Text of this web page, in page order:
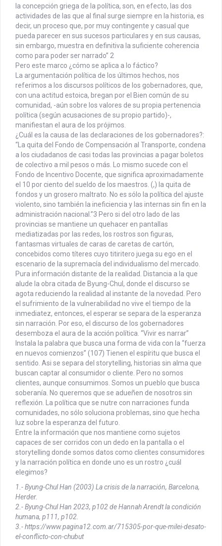
la concepción griega de la política, son, en efecto, las dos
actividades de las que al final surge siempre en la historia, es
decir, un proceso que, por muy contingente y casual que
pueda parecer en sus sucesos particulares y en sus causas,
sin embargo, muestra en definitiva la suficiente coherencia
como para poder ser narrado” 2
Pero este marco ¿cómo se aplica a lo fáctico?
La argumentación política de los últimos hechos, nos
referimos a los discursos políticos de los gobernadores, que,
con una actitud estoica, bregan por el Bien común de su
comunidad, -aún sobre los valores de su propia pertenencia
política (según acusaciones de su propio partido)-,
manifiestan el aura de los prójimos.
¿Cuál es la causa de las declaraciones de los gobernadores?:
“La quita del Fondo de Compensación al Transporte, condena
a los ciudadanos de casi todas las provincias a pagar boletos
de colectivo a mil pesos o más. Lo mismo sucede con el
Fondo de Incentivo Docente, que significa aproximadamente
el 10 por ciento del sueldo de los maestros. (,) la quita de
fondos y un grosero maltrato. No es sólo la política del ajuste
violento, sino también la ineficiencia y las internas sin fin en la
administración nacional.”3 Pero si del otro lado de las
provincias se mantiene un quehacer en pantallas
mediatizadas por las redes, los rostros son figuras,
fantasmas virtuales de caras de caretas de cartón,
concebidos como títeres cuyo titiritero juega su ego en el
escenario de la supremacía del individualismo del mercado.
Pura información distante de la realidad. Distancia a la que
alude la obra citada de Byung-Chul, donde el discurso se
agota reduciendo la realidad al instante de la novedad. Pero
el sufrimiento de la vulnerabilidad no vive el tiempo de la
inmediatez, entonces, el esperar se separa de la esperanza
sin narración. Por eso, el discurso de los gobernadores
desemboza el aura de la acción política. “Vivir es narrar”
Instala la palabra que busca una forma de vida con la “fuerza
en nuevos comienzos” (107) Tienen el espíritu que busca el
sentido. Asi se separa del storytelling, historias sin alma que
buscan captar al consumidor o cliente. Pero no somos
clientes, aunque consumimos. Somos un pueblo que busca
soberanía. No queremos que se adueñen de nosotros sin
reflexión. La política que se nutre con narraciones funda
comunidades, no sólo soluciona problemas, sino que hecha
luz sobre la esperanza del futuro.
Entre la información que nos mantiene como sujetos
capaces de ser corridos con un dedo en la pantalla o el
storytelling donde somos datos como clientes consumidores
y la narración política en donde uno es un rostro ¿cuál
elegimos?
1.- Byung-Chul Han (2003) La crisis de la narración, Barcelona,
Herder.
2.- Byung-Chul Han 2023, p102 de Hannah Arendt la condición
humana, p111, p102.
3.- https://www.pagina12.com.ar/715305-por-que-milei-desato-
el-conflicto-con-chubut